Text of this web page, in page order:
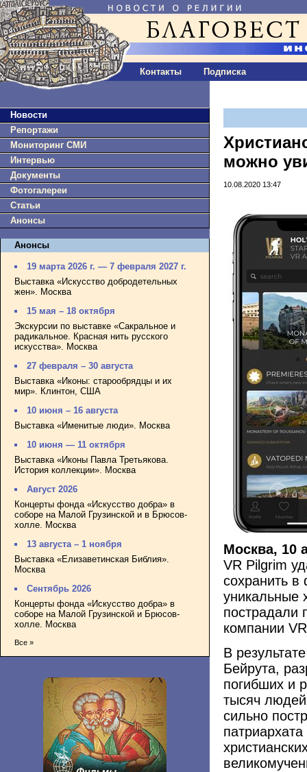
Контакты Подписка
Новости
Репортажи
Мониторинг СМИ
Интервью
Документы
Фотогалереи
Статьи
Анонсы
Анонсы
19 марта 2026 г. — 7 февраля 2027 г.
Выставка «Искусство добродетельных
жен». Москва
15 мая – 18 октября
Экскурсии по выставке «Сакральное и
радикальное. Красная нить русского
искусства». Москва
27 февраля – 30 августа
Выставка «Иконы: старообрядцы и их
мир». Клинтон, США
10 июня – 16 августа
Выставка «Именитые люди». Москва
10 июня — 11 октября
Выставка «Иконы Павла Третьякова.
История коллекции». Москва
Август 2026
Концерты фонда «Искусство добра» в
соборе на Малой Грузинской и в Брюсов-
холле. Москва
13 августа – 1 ноября
Выставка «Елизаветинская Библия».
Москва
Сентябрь 2026
Концерты фонда «Искусство добра» в
соборе на Малой Грузинской и Брюсов-
холле. Москва
Все »
можно
10.08.2020 13:47
Москва, 10
VR Pilgrim
сохранить в
уникальные
пострадали
компании
В
Бейрута,
погибших и
тысяч
сильно